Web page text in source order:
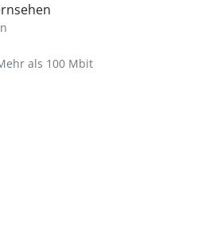
als 100 Mbit